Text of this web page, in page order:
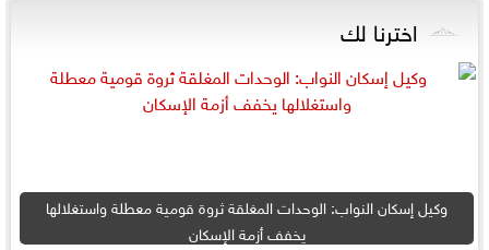
اخترنا لك
وكيل إسكان النواب: الوحدات المغلقة ثروة قومية معطلة واستغلالها
يخفف أزمة الإسكان